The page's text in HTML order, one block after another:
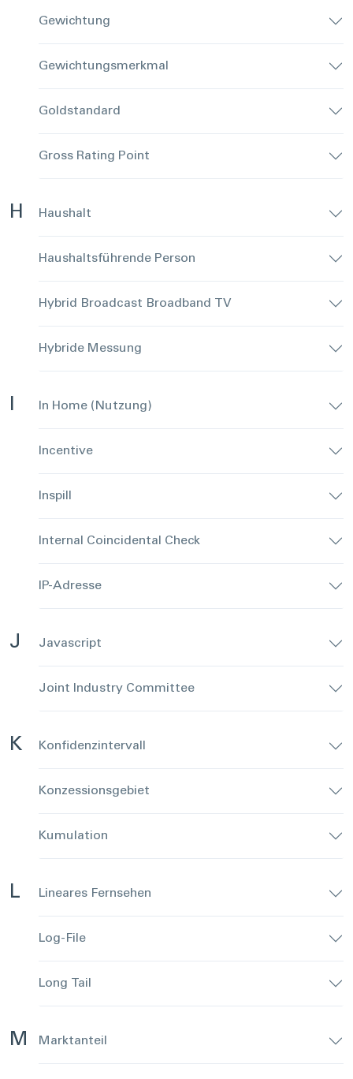
Gewichtung
Gewichtungsmerkmal
Goldstandard
Gross Rating Point
H Haushalt
Haushaltsführende Person
Hybrid Broadcast Broadband TV
Hybride Messung
I In Home (Nutzung)
Incentive
Inspill
Internal Coincidental Check
IP-Adresse
J Javascript
Joint Industry Committee
K Konfidenzintervall
Konzessionsgebiet
Kumulation
L Lineares Fernsehen
Log-File
Long Tail
M Marktanteil